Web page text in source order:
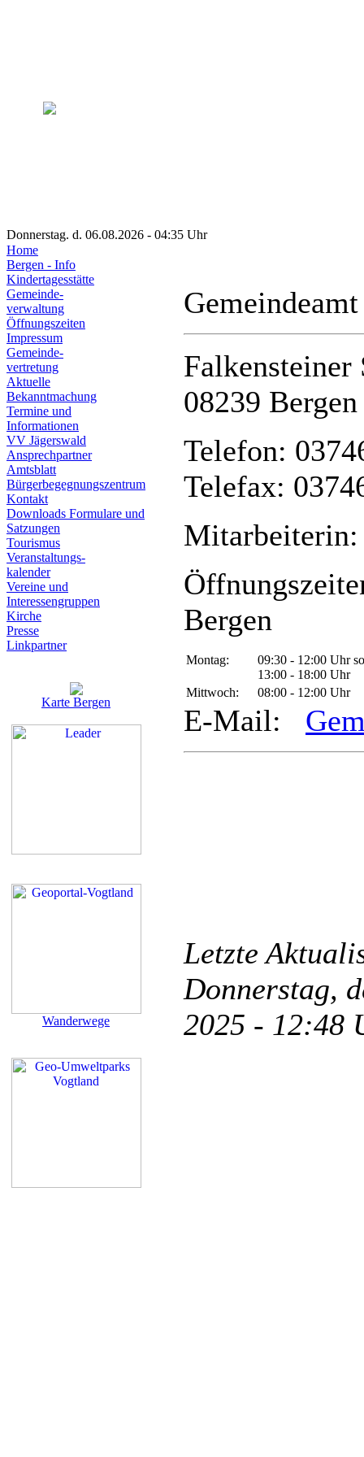
Donnerstag. d. 06.08.2026 - 04:35 Uhr
Home
Bergen - Info
Kindertagesstätte
Gemeinde-
verwaltung
Öffnungszeiten
Impressum
Gemeinde-
vertretung
Aktuelle
Bekanntmachung
Termine und
Informationen
VV Jägerswald
Ansprechpartner
Amtsblatt
Bürgerbegegnungszentrum
Kontakt
Downloads Formulare und
Satzungen
Tourismus
Veranstaltungs-
kalender
Vereine und
Interessen­gruppen
Kirche
Presse
Linkpartner
Karte Bergen
Wanderwege
Falkensteiner
08239 Bergen
Telefon:
Telefax:
Mitarbeiterin:
Bergen
Montag:
09:30 - 12:00 Uhr
13:00 - 18:00 Uhr
Mittwoch:
08:00 - 12:00 Uhr
E-Mail:
Letzte
Donnerstag,
2025 -